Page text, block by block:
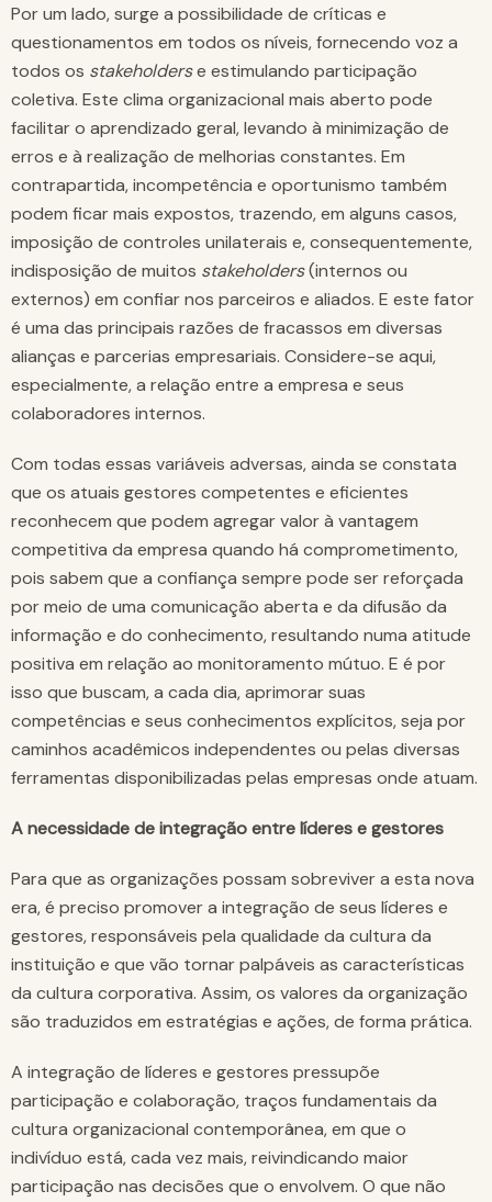
Por um lado, surge a possibilidade de críticas e
questionamentos em todos os níveis, fornecendo voz a
todos os stakeholderse estimulando participação
coletiva. Este clima organizacional mais aberto pode
facilitar o aprendizado geral, levando à minimização de
erros e à realização de melhorias constantes. Em
contrapartida, incompetência e oportunismo também
podem ficar mais expostos, trazendo, em alguns casos,
imposição de controles unilaterais e, consequentemente,
indisposição de muitos stakeholders(internos ou
externos) em confiar nos parceiros e aliados. E este fator
é uma das principais razões de fracassos em diversas
alianças e parcerias empresariais. Considere-se aqui,
especialmente, a relação entre a empresa e seus
colaboradores internos.
Com todas essas variáveis adversas, ainda se constata
que os atuais gestores competentes e eficientes
reconhecem que podem agregar valor à vantagem
competitiva da empresa quando há comprometimento,
pois sabem que a confiança sempre pode ser reforçada
por meio de uma comunicação aberta e da difusão da
informação e do conhecimento, resultando numa atitude
positiva em relação ao monitoramento mútuo. E é por
isso que buscam, a cada dia, aprimorar suas
competências e seus conhecimentos explícitos, seja por
caminhos acadêmicos independentes ou pelas diversas
ferramentas disponibilizadas pelas empresas onde atuam.
A necessidade de integração entre líderes e gestores
Para que as organizações possam sobreviver a esta nova
era, é preciso promover a integração de seus líderes e
gestores, responsáveis pela qualidade da cultura da
instituição e que vão tornar palpáveis as características
da cultura corporativa. Assim, os valores da organização
são traduzidos em estratégias e ações, de forma prática.
A integração de líderes e gestores pressupõe
participação e colaboração, traços fundamentais da
cultura organizacional contemporânea, em que o
indivíduo está, cada vez mais, reivindicando maior
participação nas decisões que o envolvem. O que não